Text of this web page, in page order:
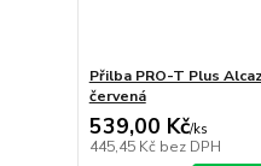
Přilba PRO-T Plus
červená
539,00 Kč/ks
445,45 Kč bez DPH